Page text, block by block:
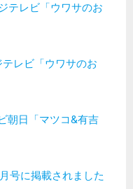
テレビ「ウワサのお
レビ「ウワサのお
朝日「マツコ&有吉
号に掲載されました